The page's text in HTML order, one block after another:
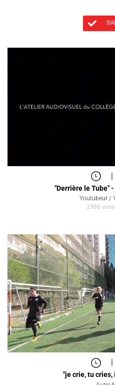
|
"Derrière le Tube"
Youtubeur /
2988 vues
|
"je crie, tu